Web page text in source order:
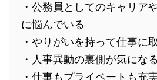
・公務員としてのキャリア
に悩んでいる
・やりがいを持って仕事に
・人事異動の裏側が気になる
・仕事もプライベートも充